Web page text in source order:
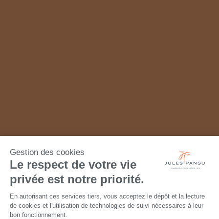
Gestion des cookies
Le respect de votre vie
privée est notre priorité.
En autorisant ces services tiers, vous acceptez le dépôt et la lecture
de cookies et l'utilisation de technologies de suivi nécessaires à leur
bon fonctionnement.